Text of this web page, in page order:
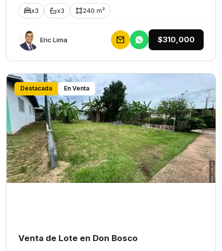
x3 x3 240 m²
Eric Lima $310,000
Destacada En Venta
Venta de Lote en Don Bosco